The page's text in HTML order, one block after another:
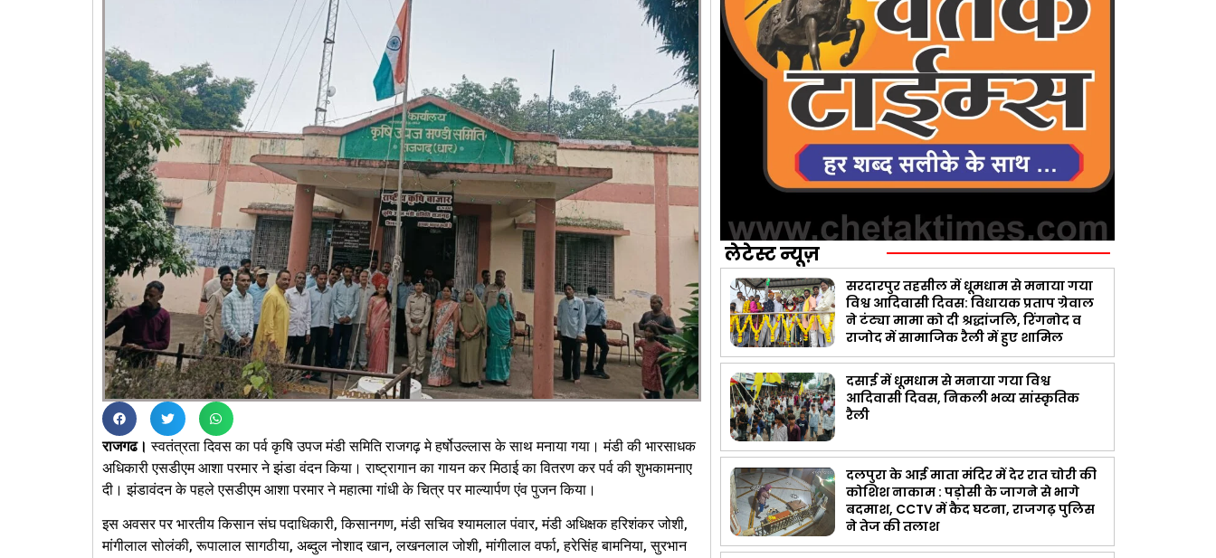
राजगढ। स्वतंत्रता दिवस का पर्व कृषि उपज मंडी समिति राजगढ़ मे हर्षोउल्लास के साथ मनाया गया। मंडी की भारसाधक
अधिकारी एसडीएम आशा परमार ने झंडा वंदन किया। राष्ट्रागान का गायन कर मिठाई का वितरण कर पर्व की शुभकामनाए
दी। झंडावंदन के पहले एसडीएम आशा परमार ने महात्मा गांधी के चित्र पर माल्यार्पण एंव पुजन किया।
इस अवसर पर भारतीय किसान संघ पदाधिकारी, किसानगण, मंडी सचिव श्यामलाल पंवार, मंडी अधिक्षक हरिशंकर जोशी,
मांगीलाल सोलंकी, रूपालाल सागठीया, अब्दुल नोशाद खान, लखनलाल जोशी, मांगीलाल वर्फा, हरेसिंह बामनिया, सुरभान
लेटेस्ट न्यूज़
सरदारपुर तहसील में धूमधाम से मनाया गया
विश्व आदिवासी दिवस: विधायक प्रताप ग्रेवाल
ने टंट्या मामा को दी श्रद्धांजलि, रिंगनोद व
राजोद में सामाजिक रैली में हुए शामिल
दसाई में धूमधाम से मनाया गया विश्व
आदिवासी दिवस, निकली भव्य सांस्कृतिक
रैली
दलपुरा के आई माता मंदिर में देर रात चोरी की
कोशिश नाकाम : पड़ोसी के जागने से भागे
बदमाश, CCTV में कैद घटना, राजगढ़ पुलिस
ने तेज की तलाश